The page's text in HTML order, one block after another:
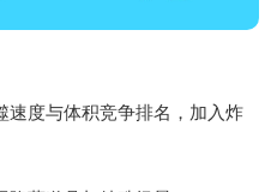
速度与体积竞争排名，加入炸